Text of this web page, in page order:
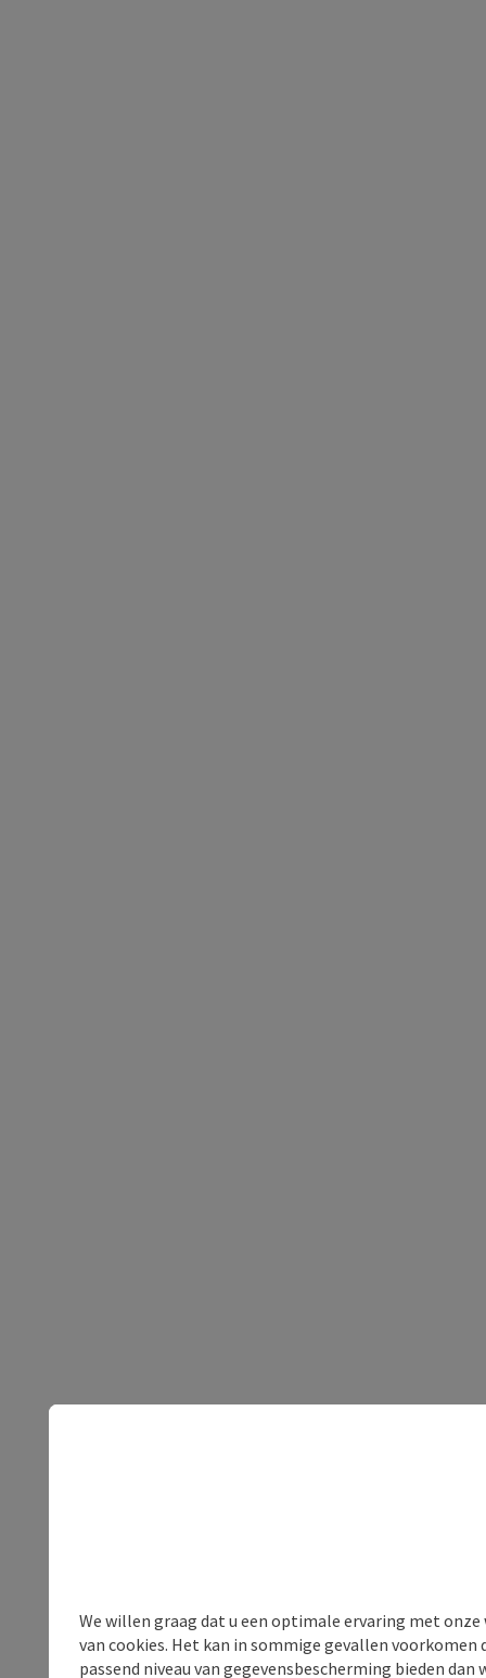
We willen graag dat u een optimale ervaring met
van cookies. Het kan in sommige gevallen voorkomen
passend niveau van gegevensbescherming bieden